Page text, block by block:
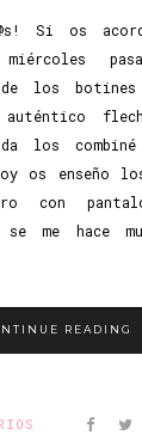
Si os
de los
auténtico
los
os enseño
con
me hace
READING